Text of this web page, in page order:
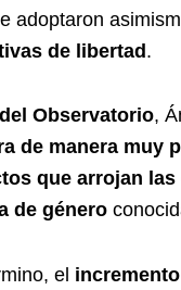
adoptaron
de libertad.
Observatorio,
de manera muy
que arrojan
de género
el